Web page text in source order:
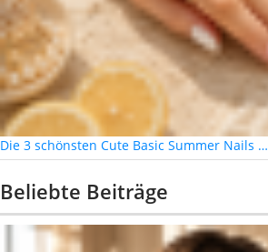
Die 3 schönsten Cute Basic Summer Nails …
Beliebte Beiträge